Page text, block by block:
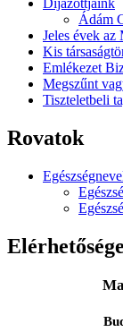
Díjazottjaink
Ádám
Jeles évek az
Kis
Emlékezet
Megszűnt
Tiszteletbeli
Rovatok